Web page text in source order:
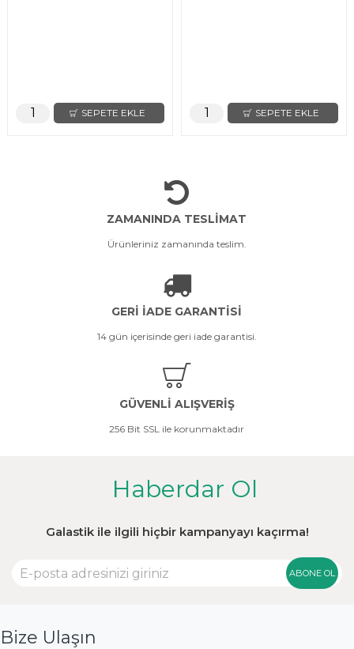
SEPETE EKLE SEPETE EKLE
ZAMANINDA TESLİMAT
Ürünleriniz zamanında teslim.
GERİ İADE GARANTİSİ
14 gün içerisinde geri iade garantisi.
GÜVENLİ ALIŞVERİŞ
256 Bit SSL ile korunmaktadır
Haberdar Ol
Galastik ile ilgili hiçbir kampanyayı kaçırma!
ABONE OL
Bize Ulaşın